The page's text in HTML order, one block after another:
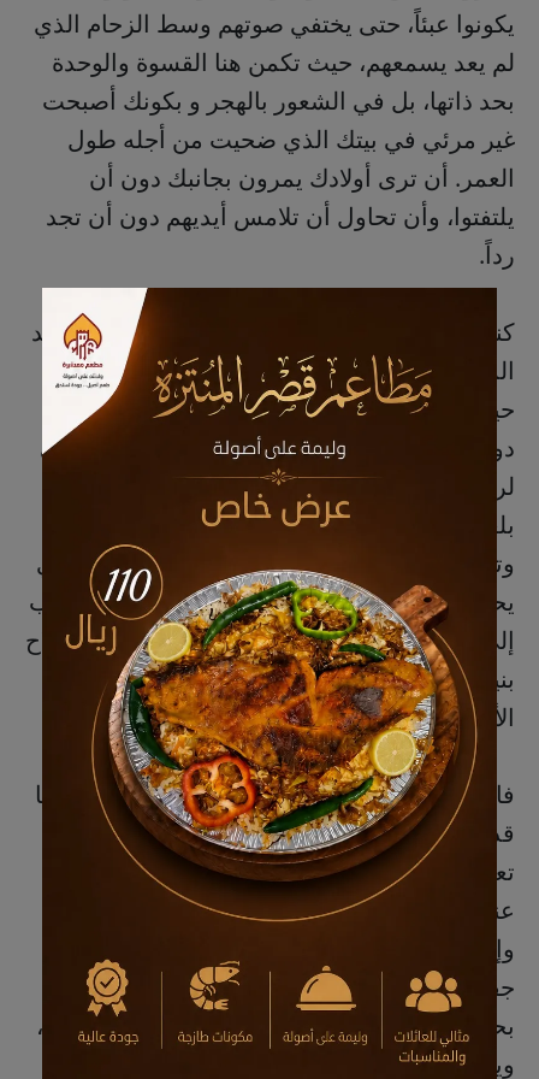
يكونوا عبئاً، حتى يختفي صوتهم وسط الزحام الذي
لم يعد يسمعهم، حيث تكمن هنا القسوة والوحدة
بحد ذاتها، بل في الشعور بالهجر و بكونك أصبحت
غير مرئي في بيتك الذي ضحيت من أجله طول
العمر. أن ترى أولادك يمرون بجانبك دون أن
يلتفتوا، وأن تحاول أن تلامس أيديهم دون أن تجد
رداً.
كنت أتصفح كتاب للمفكر والكاتب الإسلامي محمد
المحفوظ، المعنون "بالإسلام ورعاية المسنين"،
حيث ركز الكاتب في الجانب العملي على أهمية
دور الأسرة، باعتبارها، "المؤسسة الطبيعية الأولى
لرعاية المسن، وأن المؤسسات الرعائية مهما
بلغت من تطور لا تستطيع تعويض دفء الأسرة
وتوفير الحنان، والاحاطة النفسية والاجتماعية التي
يحتاجها الإنسان في هذه المرحلة" لذا يدعو الكاتب
إلى "إعادة الاعتبار لدور الأسرة في الرعاية وإصلاح
بنيتها، وتعزيز ثقافة البر وتفعيل التواصل بين
الأجيال".
فالعمر لا يقلل من حاجتنا للانتماء والدفء، بل ربما
قد يزيدها ويعمقها، فالمسن بحاجة إلى ابتسامة
تعيد إليه إحساسه بالقيمة، وإلى كلمة حانية تبدد
عنه ظلال النسيان، وإلى احتواء يملأ فراغ أيامه.
وإن غربة المسنين ليست مجرد غياب جسدي، بل
جفاف الروح حين لا يُطلب وجودهم، ولا يُحتفى
بحكمتهم، ولا تُشارك ذكرياتهم، فهم بذلك يتألمون،
ويتأملون في صور الماضي كأنها آخر موطن،